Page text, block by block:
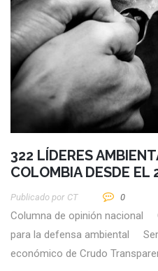
322 LÍDERES
COLOMBIA DESDE EL
Publicado por CT 0
Columna de opinión nacional
para la defensa ambiental
económico de Crudo